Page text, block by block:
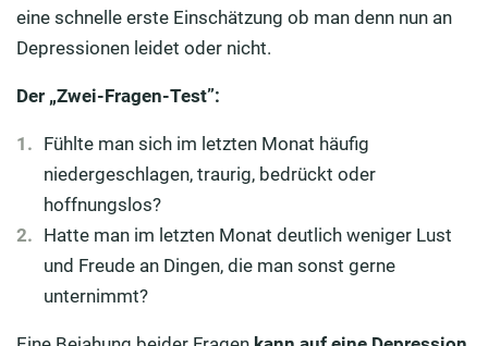
eine schnelle erste Einschätzung ob man denn nun an
Depressionen leidet oder nicht.
Der „Zwei-Fragen-Test”:
Fühlte man sich im letzten Monat häufig
niedergeschlagen, traurig, bedrückt oder
hoffnungslos?
Hatte man im letzten Monat deutlich weniger Lust
und Freude an Dingen, die man sonst gerne
unternimmt?